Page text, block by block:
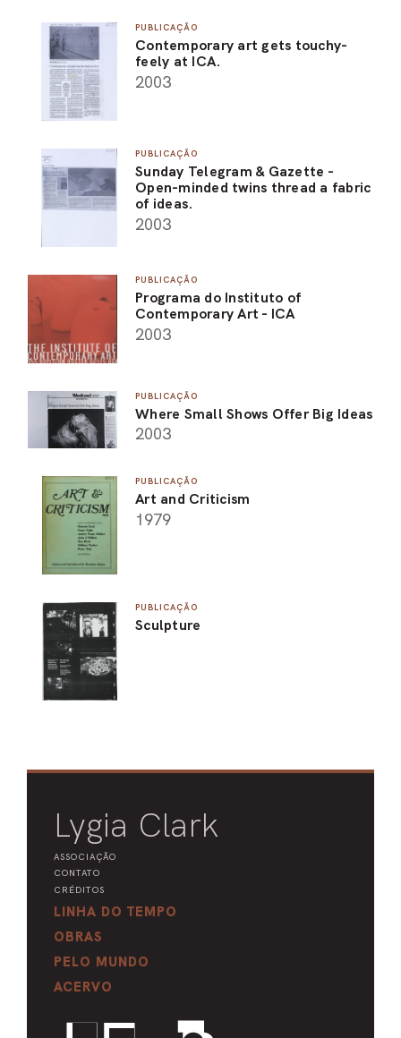
PUBLICAÇÃO
Contemporary art gets touchy-
feely at ICA.
2003
PUBLICAÇÃO
Sunday Telegram & Gazette -
Open-minded twins thread a fabric
of ideas.
2003
PUBLICAÇÃO
Programa do Instituto of
Contemporary Art - ICA
2003
PUBLICAÇÃO
Where Small Shows Offer Big Ideas
2003
PUBLICAÇÃO
Art and Criticism
1979
PUBLICAÇÃO
Sculpture
Lygia Clark
ASSOCIAÇÃO
CONTATO
CRÉDITOS
LINHA DO TEMPO
OBRAS
PELO MUNDO
ACERVO